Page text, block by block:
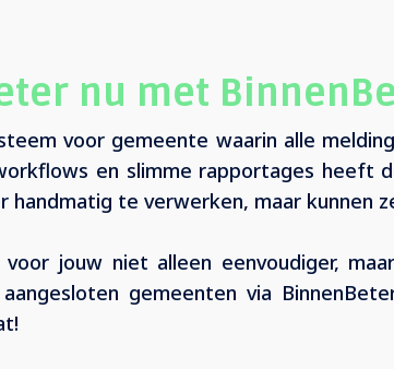
nu met
voor gemeente waarin alle
en slimme rapportages heeft
te verwerken, maar kunnen
jouw niet alleen eenvoudiger,
aangesloten gemeenten via